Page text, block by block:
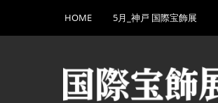
キ
し
て
to
HOME 5月_神戸 国際宝飾展